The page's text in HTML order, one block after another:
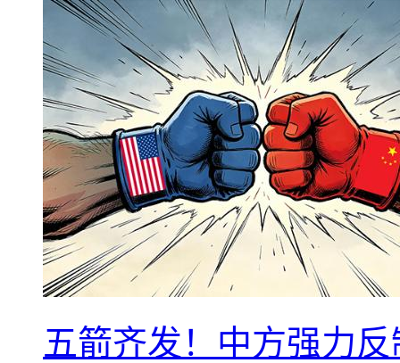
五箭齐发！中方强力